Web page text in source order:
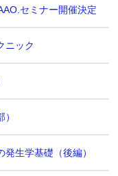
セミナー開催決定
ニック
生学基礎（後編）